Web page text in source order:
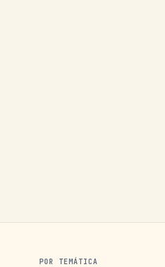
POR TEMÁTICA